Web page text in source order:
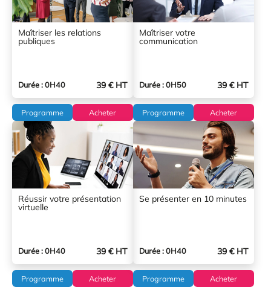
Maîtriser les relations
publiques
Durée : 0H40 39 € HT
Programme Acheter
Maîtriser votre
communication
Durée : 0H50 39 € HT
Programme Acheter
Réussir votre présentation
virtuelle
Durée : 0H40 39 € HT
Programme Acheter
Se présenter en 10 minutes
Durée : 0H40 39 € HT
Programme Acheter